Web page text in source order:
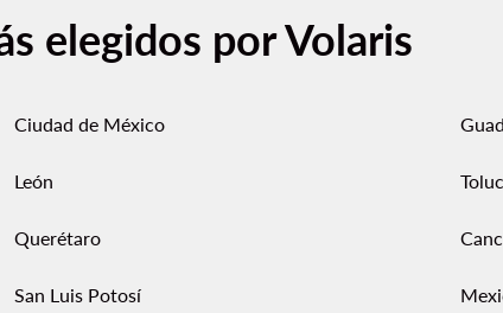
elegidos por Volaris
Ciudad de México
León
Querétaro
San Luis Potosí